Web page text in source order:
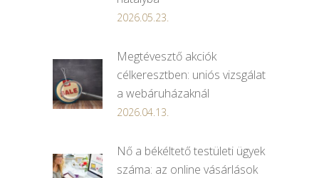
2026.05.23.
Megtévesztő akciók
célkeresztben: uniós vizsgálat
a webáruházaknál
2026.04.13.
Nő a békéltető testületi ügyek
száma: az online vásárlások